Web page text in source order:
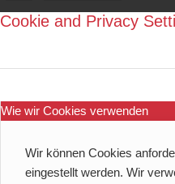
Cookie and Privacy
Wie wir Cookies verwenden
Wir können Cookies
eingestellt werden. Wir